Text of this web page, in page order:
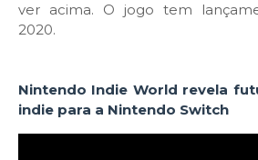
ver acima. O jogo tem
2020.
Nintendo Indie World revela
indie para a Nintendo Switch